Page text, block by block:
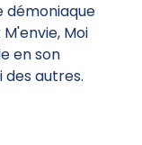
démoniaque
Moi
en son
autres.